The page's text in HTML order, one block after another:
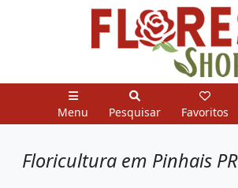
Menu Pesquisar Favoritos
Floricultura em Pinhais PR